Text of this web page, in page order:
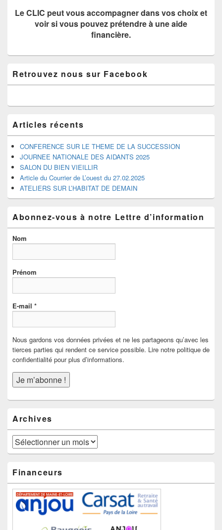
Le CLIC peut vous accompagner dans vos choix et
voir si vous pouvez prétendre à une aide
financière.
principale
de
pour
barre
latérale
Retrouvez nous sur Facebook
Articles récents
CONFERENCE SUR LE THEME DE LA SUCCESSION
JOURNEE NATIONALE DES AIDANTS 2025
SALON DU BIEN VIEILLIR
Article du Courrier de L’ouest du 27.02.2025
ATELIERS SUR L’HABITAT DE DEMAIN
Abonnez-vous à notre Lettre d’information
Nom
Prénom
E-mail *
Nous gardons vos données privées et ne les partageons qu’avec les
tierces parties qui rendent ce service possible. Lire notre politique de
confidentialité pour plus d’informations.
Archives
Archives
Financeurs